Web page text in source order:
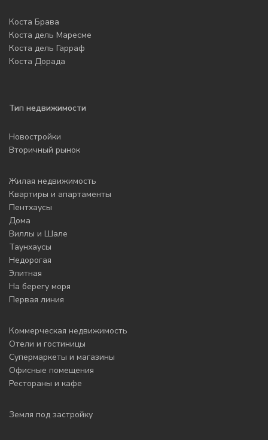
Коста Брава
Коста дель Маресме
Коста дель Гарраф
Коста Дорада
Тип недвижимости
Новостройки
Вторичный рынок
Жилая недвижимость
Квартиры и апартаменты
Пентхаусы
Дома
Виллы и Шале
Таунхаусы
Недорогая
Элитная
На берегу моря
Первая линия
Коммерческая недвижимость
Отели и гостиницы
Супермаркеты и магазины
Офисные помещения
Рестораны и кафе
Земля под застройку